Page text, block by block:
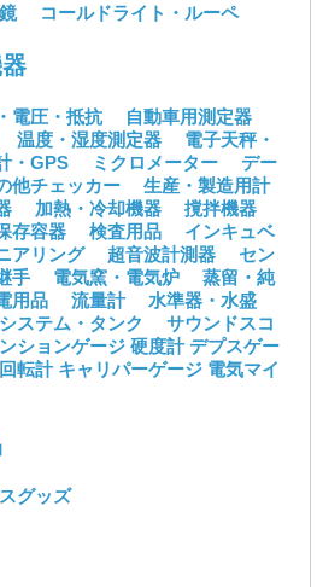
コールドライト・ルーペ
電圧・抵抗
自動車用測定器
温度・湿度測定器
電子天秤・
・GPS ミクロメーター
デー
他チェッカー
生産・製造用計
加熱・冷却機器
撹拌機器
存容器 検査用品
インキュベ
アリング 超音波計測器
セン
手 電気窯・電気炉
蒸留・純
用品 流量計
水準器・水盛
ステム・タンク
サウンドスコ
ションゲージ 硬度計 デプスゲー
回転計 キャリパーゲージ 電気マイ
グッズ